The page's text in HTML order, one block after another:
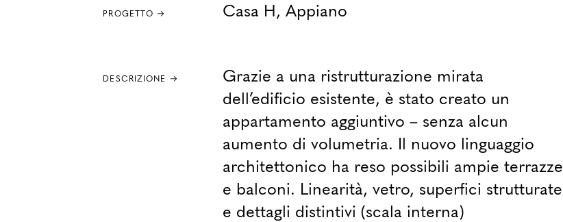
PROGETTO → Casa H, Appiano
DESCRIZIONE →
Grazie a una ristrutturazione mirata
dell’edificio esistente, è stato creato un
appartamento aggiuntivo – senza alcun
aumento di volumetria. Il nuovo linguaggio
architettonico ha reso possibili ampie terrazze
e balconi. Linearità, vetro, superfici strutturate
e dettagli distintivi (scala interna)